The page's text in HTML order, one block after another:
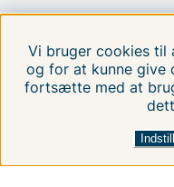
Følg os på vores
Vi bruger cookies til
og for at kunne give
fortsætte med at